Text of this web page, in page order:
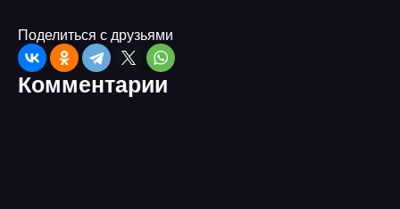
Поделиться с друзьями
Комментарии